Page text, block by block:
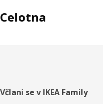
Celotna
Noga
Včlani se v IKEA Family